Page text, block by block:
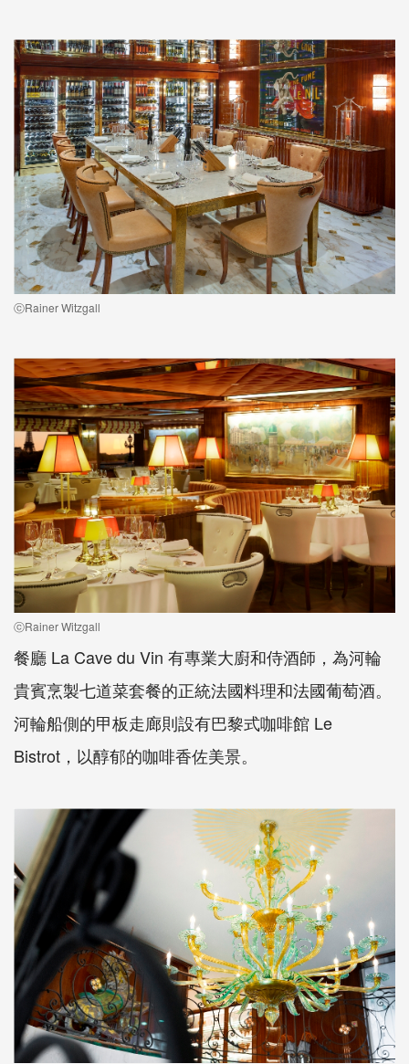
ⓒRainer Witzgall
ⓒRainer Witzgall
餐廳 La Cave du Vin 有專業大廚和侍酒師，為河輪
貴賓烹製七道菜套餐的正統法國料理和法國葡萄酒。
河輪船側的甲板走廊則設有巴黎式咖啡館 Le
Bistrot，以醇郁的咖啡香佐美景。